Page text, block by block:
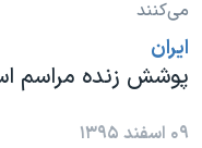
فرهنگ و زندگی
حقوق شهروندی
علم و فناوری
مستندها
انتخابات ریاست جمهوری
رمز مهسا
دنبال کنید
می‌کنند
ايران
پوشش زنده مراسم اسکار
۰۹ اسفند ۱۳۹۵